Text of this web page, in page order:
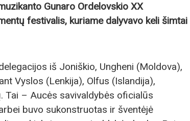
Gunaro Ordelovskio XX
festivalis, kuriame dalyvavo keli šimtai
iš Joniškio, Ungheni (Moldova),
Vyslos (Lenkija), Olfus (Islandija),
Tai – Aucės savivaldybės oficialūs
buvo sukonstruotas ir šventėjė